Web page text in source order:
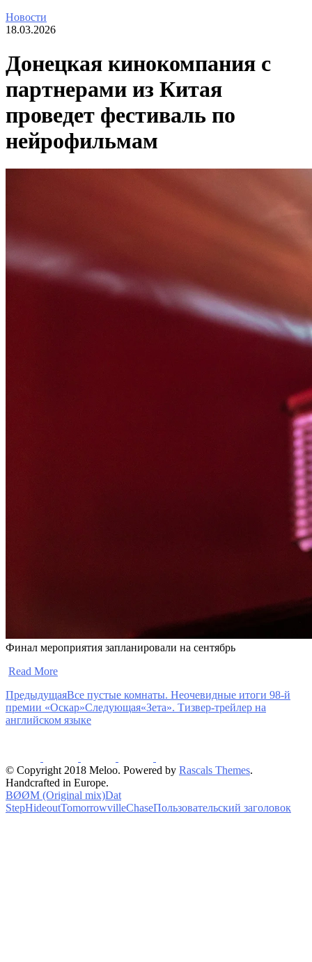
Новости
18.03.2026
Донецкая кинокомпания с
партнерами из Китая
проведет фестиваль по
нейрофильмам
Финал мероприятия запланировали на сентябрь
Read More
ПредыдущаяВсе пустые комнаты. Неочевидные итоги 98-й
премии «Оскар»Следующая«Зета». Тизвер-трейлер на
английском языке
© Copyright 2018 Meloo. Powered by Rascals Themes.
Handcrafted in Europe.
BØØM (Original mix)Dat
StepHideoutTomorrowvilleChaseПользовательский заголовок